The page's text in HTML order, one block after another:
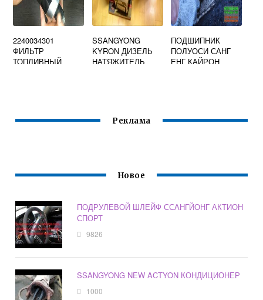
2240034301
ФИЛЬТР
ТОПЛИВНЫЙ
SSANGYONG
KYRON ДИЗЕЛЬ
НАТЯЖИТЕЛЬ
ПОДШИПНИК
ПОЛУОСИ САНГ
ЕНГ КАЙРОН
Реклама
Новое
ПОДРУЛЕВОЙ ШЛЕЙФ ССАНГЙОНГ АКТИОН
СПОРТ
9826
SSANGYONG NEW ACTYON КОНДИЦИОНЕР
1000